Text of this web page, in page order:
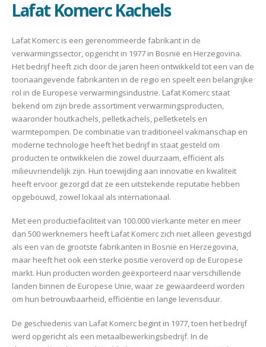
Lafat Komerc Kachels
Lafat Komerc is een gerenommeerde fabrikant in de
verwarmingssector, opgericht in 1977 in Bosnië en Herzegovina.
Het bedrijf heeft zich door de jaren heen ontwikkeld tot een van de
toonaangevende fabrikanten in de regio en speelt een belangrijke
rol in de Europese verwarmingsindustrie. Lafat Komerc staat
bekend om zijn brede assortiment verwarmingsproducten,
waaronder houtkachels, pelletkachels, pelletketels en
warmtepompen. De combinatie van traditioneel vakmanschap en
moderne technologie heeft het bedrijf in staat gesteld om
producten te ontwikkelen die zowel duurzaam, efficiënt als
milieuvriendelijk zijn. Hun toewijding aan innovatie en kwaliteit
heeft ervoor gezorgd dat ze een uitstekende reputatie hebben
opgebouwd, zowel lokaal als internationaal.
Met een productiefaciliteit van 100.000 vierkante meter en meer
dan 500 werknemers heeft Lafat Komerc zich niet alleen gevestigd
als een van de grootste fabrikanten in Bosnië en Herzegovina,
maar heeft het ook een sterke positie veroverd op de Europese
markt. Hun producten worden geëxporteerd naar verschillende
landen binnen de Europese Unie, waar ze gewaardeerd worden
om hun betrouwbaarheid, efficiëntie en lange levensduur.
De geschiedenis van Lafat Komerc begint in 1977, toen het bedrijf
werd opgericht als een metaalbewerkingsbedrijf. In de